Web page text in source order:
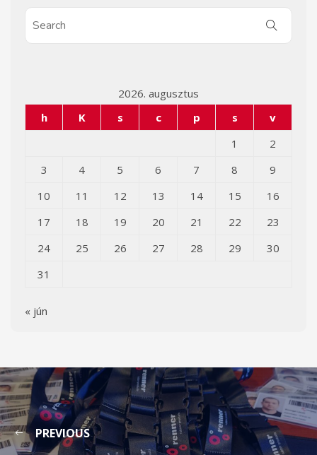
2026. augusztus
h
K s c p s
v
1
2
3
4 5 6 7 8
9
10
11 12 13 14 15
16
17
18 19 20 21 22
23
24
25 26 27 28 29
30
31
« jún
PREVIOUS